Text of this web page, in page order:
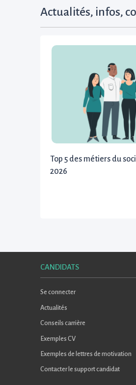
Actualités, infos,
Top 5 des métiers du
2026
CANDIDATS
Se connecter
Actualités
Conseils carrière
Exemples CV
Exemples de lettres de motivation
Contacter le support candidat